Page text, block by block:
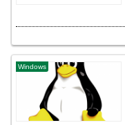
Windows